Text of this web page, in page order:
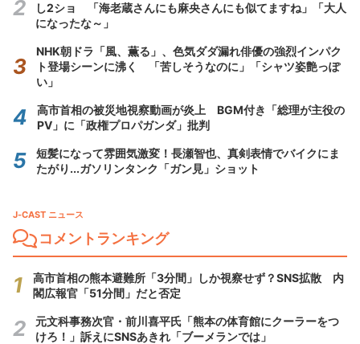
し2ショ 「海老蔵さんにも麻央さんにも似てますね」「大人
になったな～」
NHK朝ドラ「風、薫る」、色気ダダ漏れ俳優の強烈インパク
ト登場シーンに沸く 「苦しそうなのに」「シャツ姿艶っぽ
い」
高市首相の被災地視察動画が炎上 BGM付き「総理が主役の
PV」に「政権プロパガンダ」批判
短髪になって雰囲気激変！長瀬智也、真剣表情でバイクにま
たがり...ガソリンタンク「ガン見」ショット
J-CAST ニュース
コメントランキング
高市首相の熊本避難所「3分間」しか視察せず？SNS拡散 内
閣広報官「51分間」だと否定
元文科事務次官・前川喜平氏「熊本の体育館にクーラーをつ
けろ！」訴えにSNSあきれ「ブーメランでは」